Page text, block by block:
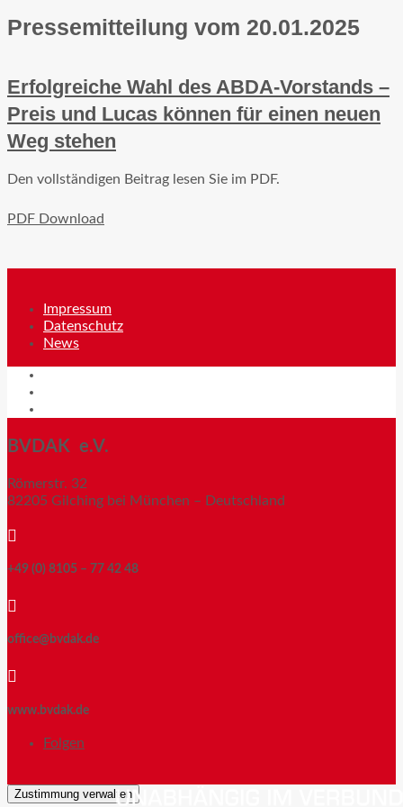
Pressemitteilung vom 20.01.2025
Erfolgreiche Wahl des ABDA-Vorstands –
Preis und Lucas können für einen neuen
Weg stehen
Den vollständigen Beitrag lesen Sie im PDF.
PDF Download
Impressum
Datenschutz
News
BVDAK e.V.
Römerstr. 32
82205 Gilching bei München – Deutschland

+49 (0) 8105 – 77 42 48

office@bvdak.de

www.bvdak.de
Folgen
Zustimmung verwalten